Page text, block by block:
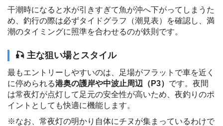
干潮時になると水が引きすぎて魚が沖へ下がってしまうた
め、釣行の際は必ずタイドグラフ（潮見表）を確認し、満
潮のタイミングに照準を合わせるのが鉄則です。
🎣 主な狙い場とスタイル
最もエントリーしやすいのは、足場がフラットで車を近く
に停められる港奥の護岸や中波止周辺（P3） です。夜間
は常夜灯が点灯して足元の安全性が高いため、夜釣りのポ
イントとしても快適に機能します。
※なお、常夜灯の明かり自体にチヌが集まっているわけで